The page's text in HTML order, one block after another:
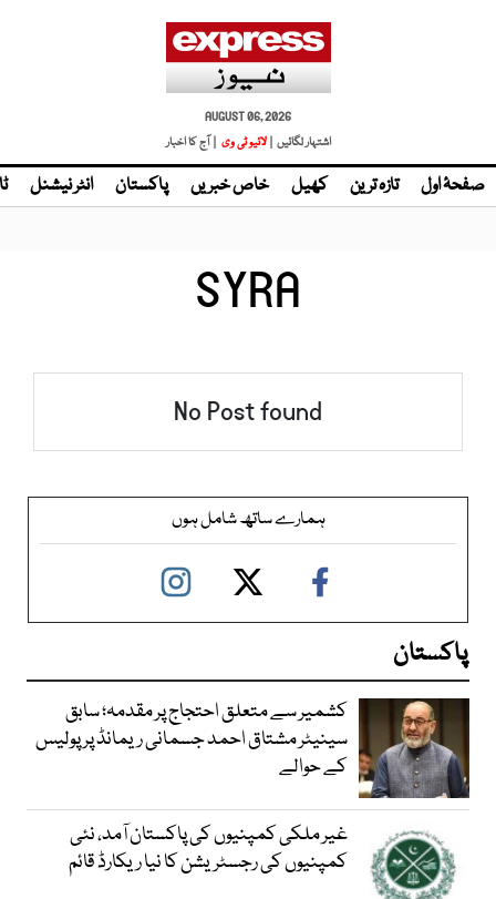
AUGUST 06, 2026
اشتہار لگائیں | لائیو ٹی وی | آج کا اخبار
صفحۂ اول تازہ ترین کھیل خاص خبریں پاکستان انٹر نیشنل
SYRA
No Post found
ہمارے ساتھ شامل ہوں
پاکستان
کشمیر سے متعلق احتجاج پر مقدمہ؛ سابق
سینیٹر مشتاق احمد جسمانی ریمانڈ پر پولیس
کے حوالے
غیر ملکی کمپنیوں کی پاکستان آمد، نئی
کمپنیوں کی رجسٹریشن کا نیا ریکارڈ قائم